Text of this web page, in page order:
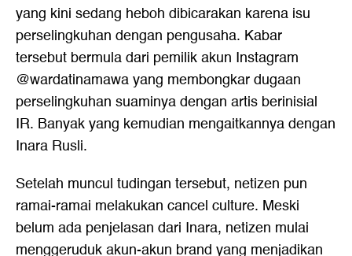
yang kini sedang heboh dibicarakan karena isu
perselingkuhan dengan pengusaha. Kabar
tersebut bermula dari pemilik akun Instagram
@wardatinamawa yang membongkar dugaan
perselingkuhan suaminya dengan artis berinisial
IR. Banyak yang kemudian mengaitkannya dengan
Inara Rusli.
Setelah muncul tudingan tersebut, netizen pun
ramai-ramai melakukan cancel culture. Meski
belum ada penjelasan dari Inara, netizen mulai
menggeruduk akun-akun brand yang menjadikan